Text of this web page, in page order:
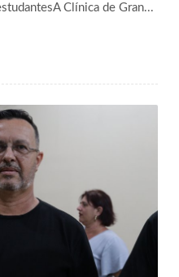
Clínica de Gran...